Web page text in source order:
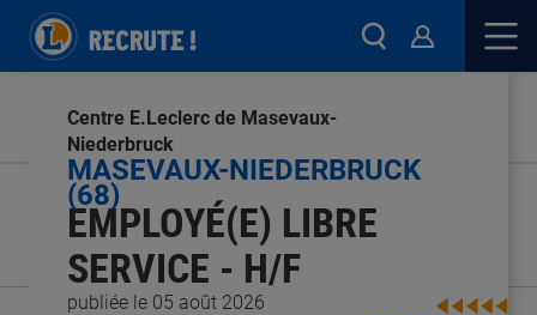
publiée le 05 août 2026
EMPLOYÉ(E) LIBRE
SERVICE - H/F
MASEVAUX-NIEDERBRUCK
(68)
Centre E.Leclerc de Masevaux-
Niederbruck